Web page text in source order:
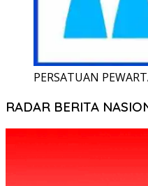
PERSATUAN
RADAR BERITA